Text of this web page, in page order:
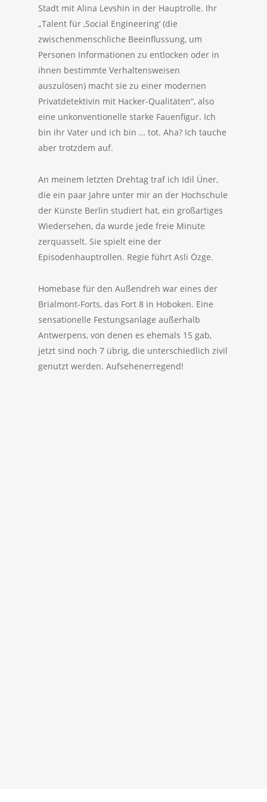
Stadt mit Alina Levshin in der Hauptrolle. Ihr
„Talent für ‚Social Engineering‘ (die
zwischenmenschliche Beeinflussung, um
Personen Informationen zu entlocken oder in
ihnen bestimmte Verhaltensweisen
auszulösen) macht sie zu einer modernen
Privatdetektivin mit Hacker-Qualitäten“, also
eine unkonventionelle starke Fauenfigur. Ich
bin ihr Vater und ich bin … tot. Aha? Ich tauche
aber trotzdem auf.
An meinem letzten Drehtag traf ich Idil Üner,
die ein paar Jahre unter mir an der Hochschule
der Künste Berlin studiert hat, ein großartiges
Wiedersehen, da wurde jede freie Minute
zerquasselt. Sie spielt eine der
Episodenhauptrollen. Regie führt Asli Özge.
Homebase für den Außendreh war eines der
Brialmont-Forts, das Fort 8 in Hoboken. Eine
sensationelle Festungsanlage außerhalb
Antwerpens, von denen es ehemals 15 gab,
jetzt sind noch 7 übrig, die unterschiedlich zivil
genutzt werden. Aufsehenerregend!